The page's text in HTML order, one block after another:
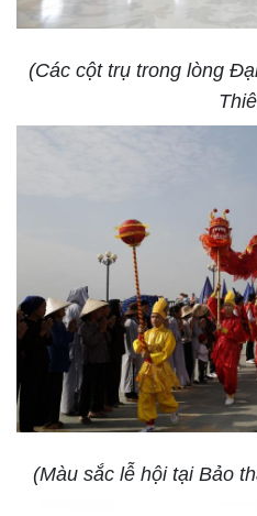
(Các cột trụ trong lòng
(Màu sắc lễ hội tại Bảo